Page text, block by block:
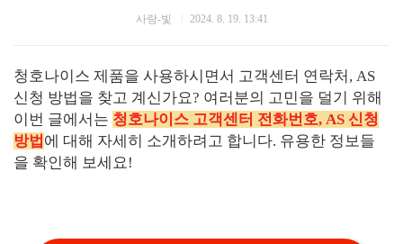
사랑-빛 2024. 8. 19. 13:41
청호나이스 제품을 사용하시면서 고객센터 연락처, AS
신청 방법을 찾고 계신가요? 여러분의 고민을 덜기 위해
이번 글에서는 청호나이스 고객센터 전화번호, AS 신청
방법 에 대해 자세히 소개하려고 합니다. 유용한 정보들
을 확인해 보세요!